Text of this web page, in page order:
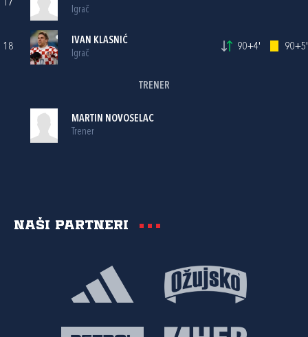
17
Igrač
18
IVAN KLASNIĆ
Igrač
90+4' 90+5'
TRENER
MARTIN NOVOSELAC
Trener
Naši partneri